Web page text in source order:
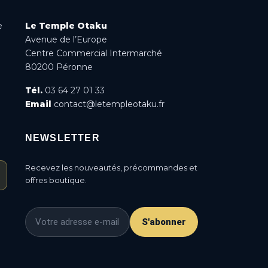
Le Temple Otaku
Avenue de l’Europe
Centre Commercial Intermarché
80200 Péronne
Tél.03 64 27 01 33
Email contact@letempleotaku.fr
NEWSLETTER
Recevez les nouveautés, précommandes et
offres boutique.
S'abonner